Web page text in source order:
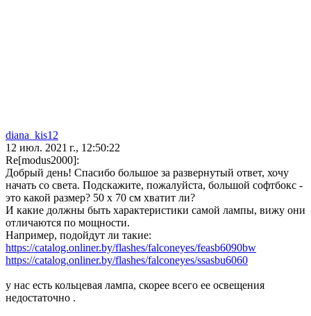
diana_kis12
12 июл. 2021 г., 12:50:22
Re[modus2000]:
Добрый день! Спасибо большое за развернутый ответ, хочу
начать со света. Подскажите, пожалуйста, большой софтбокс -
это какой размер? 50 х 70 см хватит ли?
И какие должны быть характеристики самой лампы, вижу они
отличаются по мощности.
Например, подойдут ли такие:
https://catalog.onliner.by/flashes/falconeyes/feasb6090bw
https://catalog.onliner.by/flashes/falconeyes/ssasbu6060
у нас есть кольцевая лампа, скорее всего ее освещения
недостаточно .